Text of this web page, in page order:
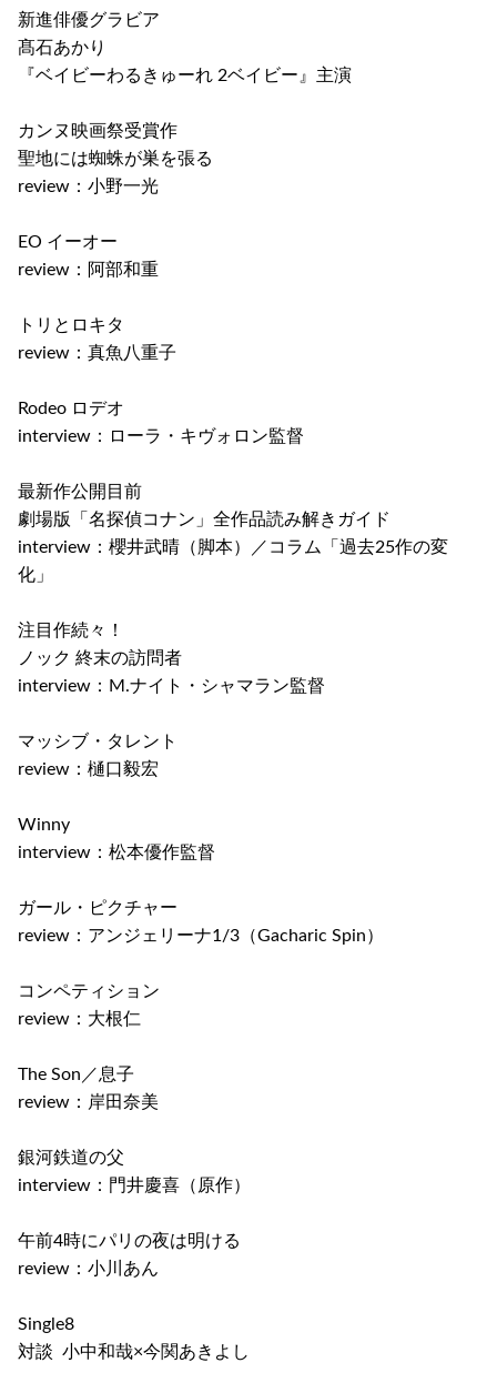
新進俳優グラビア
髙石あかり
『ベイビーわるきゅーれ 2ベイビー』主演
カンヌ映画祭受賞作
聖地には蜘蛛が巣を張る
review：小野一光
EO イーオー
review：阿部和重
トリとロキタ
review：真魚八重子
Rodeo ロデオ
interview：ローラ・キヴォロン監督
最新作公開目前
劇場版「名探偵コナン」全作品読み解きガイド
interview：櫻井武晴（脚本）／コラム「過去25作の変
化」
注目作続々！
ノック 終末の訪問者
interview：M.ナイト・シャマラン監督
マッシブ・タレント
review：樋口毅宏
Winny
interview：松本優作監督
ガール・ピクチャー
review：アンジェリーナ1/3（Gacharic Spin）
コンペティション
review：大根仁
The Son／息子
review：岸田奈美
銀河鉄道の父
interview：門井慶喜（原作）
午前4時にパリの夜は明ける
review：小川あん
Single8
対談 小中和哉×今関あきよし